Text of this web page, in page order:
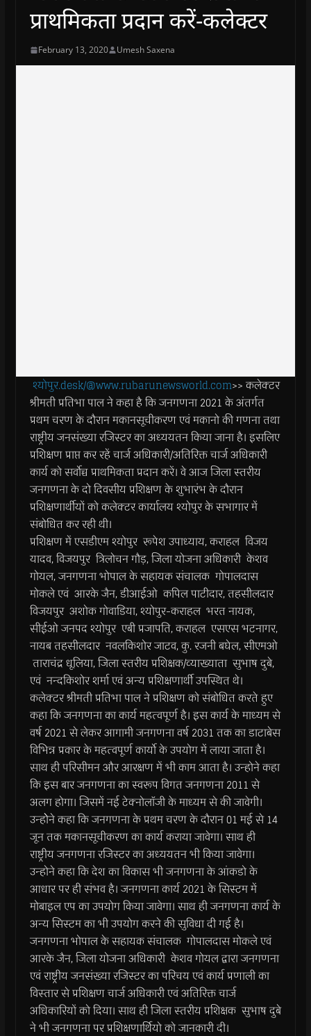
प्राथमिकता प्रदान करें-कलेक्टर
February 13, 2020 Umesh Saxena
श्योपुर.desk/@www.rubarunewsworld.com>> कलेक्टर
श्रीमती प्रतिभा पाल ने कहा है कि जनगणना 2021 के अंतर्गत
प्रथम चरण के दौरान मकानसूचीकरण एवं मकानो की गणना तथा
राष्ट्रीय जनसंख्या रजिस्टर का अध्ययतन किया जाना है। इसलिए
प्रशिक्षण प्राप्त कर रहें चार्ज अधिकारी/अतिरिक्त चार्ज अधिकारी
कार्य को सर्वोच्च प्राथमिकता प्रदान करें। वे आज जिला स्तरीय
जनगणना के दो दिवसीय प्रशिक्षण के शुभारंभ के दौरान
प्रशिक्षणार्थीयों को कलेक्टर कार्यालय श्योपुर के सभागार में
संबोधित कर रही थी।
प्रशिक्षण में एसडीएम श्योपुर रूपेश उपाध्याय, कराहल विजय
यादव, विजयपुर त्रिलोचन गौड़, जिला योजना अधिकारी केशव
गोयल, जनगणना भोपाल के सहायक संचालक गोपालदास
मोकले एवं आरके जैन, डीआईओ कपिल पाटीदार, तहसीलदार
विजयपुर अशोक गोवाडिया, श्योपुर-कराहल भरत नायक,
सीईओ जनपद श्योपुर एबी प्रजापति, कराहल एसएस भटनागर,
नायब तहसीलदार नवलकिशोर जाटव, कु. रजनी बघेल, सीएमओ
ताराचंद्र धूलिया, जिला स्तरीय प्रशिक्षक/व्याख्याता सुभाष दुबे,
एवं नन्दकिशोर शर्मा एवं अन्य प्रशिक्षणार्थी उपस्थित थे।
कलेक्टर श्रीमती प्रतिभा पाल ने प्रशिक्षण को संबोधित करते हुए
कहा कि जनगणना का कार्य महत्वपूर्ण है। इस कार्य के माध्यम से
वर्ष 2021 से लेकर आगामी जनगणना वर्ष 2031 तक का डाटाबेस
विभिन्न प्रकार के महत्वपूर्ण कार्यो के उपयोग में लाया जाता है।
साथ ही परिसीमन और आरक्षण में भी काम आता है। उन्होने कहा
कि इस बार जनगणना का स्वरूप विगत जनगणना 2011 से
अलग होगा। जिसमें नई टेक्नोलाॅजी के माध्यम से की जावेगी।
उन्होेने कहा कि जनगणना के प्रथम चरण के दौरान 01 मई से 14
जून तक मकानसूचीकरण का कार्य कराया जावेगा। साथ ही
राष्ट्रीय जनगणना रजिस्टर का अध्ययतन भी किया जावेगा।
उन्होने कहा कि देश का विकास भी जनगणना के आंकडो के
आधार पर ही संभव है। जनगणना कार्य 2021 के सिस्टम में
मोबाइल एप का उपयोग किया जावेगा। साथ ही जनगणना कार्य के
अन्य सिस्टम का भी उपयोग करने की सुविधा दी गई है।
जनगणना भोपाल के सहायक संचालक गोपालदास मोकले एवं
आरके जैन, जिला योजना अधिकारी केशव गोयल द्वारा जनगणना
एवं राष्ट्रीय जनसंख्या रजिस्टर का परिचय एवं कार्य प्रणाली का
विस्तार से प्रशिक्षण चार्ज अधिकारी एवं अतिरिक्त चार्ज
अधिकारियों को दिया। साथ ही जिला स्तरीय प्रशिक्षक सुभाष दुबे
ने भी जनगणना पर प्रशिक्षणार्थियो को जानकारी दी।